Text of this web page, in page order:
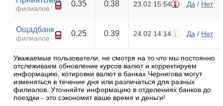
филиалов
0.35 0.38 23.02 15:54 Да / Нет
Ощадбанк
филиалов
0.25 0.39 24.02 14:14 Да / Нет
Уважаемые пользователи, не смотря на то что мы постоянно
отслеживаем обновление курсов валют и корректируем
информацию, котировки валют в банках Чернигова могут
изменяться в течение дня или различаться для разных
филиалов. Уточняйте информацию в отделениях банков до
поездки - это сэкономит ваше время и деньги!